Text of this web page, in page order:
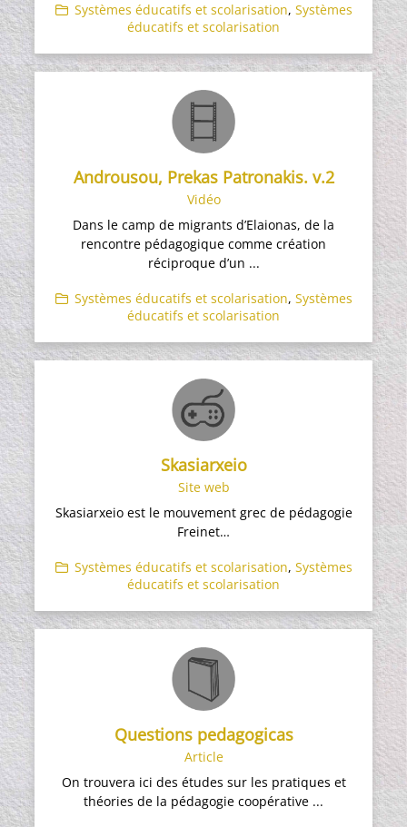
Systèmes éducatifs et scolarisation, Systèmes
éducatifs et scolarisation
Androusou, Prekas Patronakis. v.2
Vidéo
Dans le camp de migrants d’Elaionas, de la
rencontre pédagogique comme création
réciproque d’un ...
Systèmes éducatifs et scolarisation, Systèmes
éducatifs et scolarisation
Skasiarxeio
Site web
Skasiarxeio est le mouvement grec de pédagogie
Freinet…
Systèmes éducatifs et scolarisation, Systèmes
éducatifs et scolarisation
Questions pedagogicas
Article
On trouvera ici des études sur les pratiques et
théories de la pédagogie coopérative ...